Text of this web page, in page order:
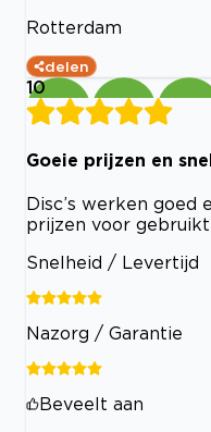
Rotterdam
delen
10
Goeie prijzen en
Disc’s werken goed
prijzen voor
Snelheid / Levertijd
Nazorg / Garantie
Beveelt aan